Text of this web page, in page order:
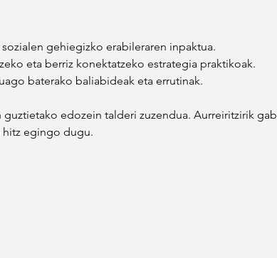
gehiegizko erabileraren inpaktua.
eta berriz konektatzeko estrategia praktikoak.
baterako baliabideak eta errutinak.
edozein talderi zuzendua. Aurreiritzirik
hitz egingo dugu.